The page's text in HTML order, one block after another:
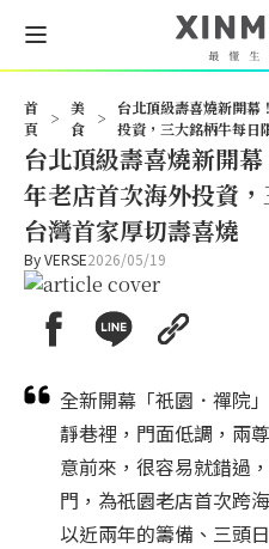
首
頁
>
美
食
>
台北頂級壽喜燒新開幕
投資，三大銘柄牛每日
台北頂級壽喜燒新開
年老店首次海外投資
台灣首家厚切壽喜燒
ByVERSE2026/05/19
全新開幕「祇園．禪院
靜巷裡，門面低調，兩
意前來，很容易就錯過
門，為祇園老店首次跨
以近兩年的籌備、三頭